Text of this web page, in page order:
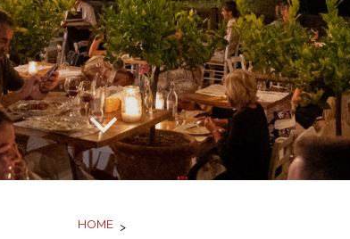
Dove siamo
Photo Gallery
Offerte
Prenota
gradito da fare
HOME